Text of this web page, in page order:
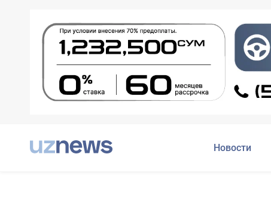
Новости